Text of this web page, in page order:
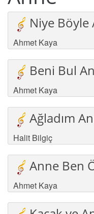
Niye Böyle
Ahmet Kaya
Beni Bul
Ahmet Kaya
Ağladım
Halit Bilgiç
Anne Ben
Ahmet Kaya